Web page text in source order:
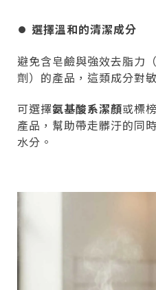
⏺︎ 選擇溫和的清潔成分
避免含皂鹼與強效去脂力
劑）的產品，這類成分對
可選擇氨基酸系潔顏或標
產品，幫助帶走髒汙的同
水分。